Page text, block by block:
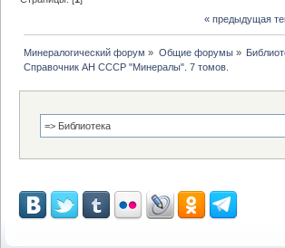
« предыдущая
Минералогический форум » Общие форумы»
Справочник АН СССР "Минералы". 7 томов.